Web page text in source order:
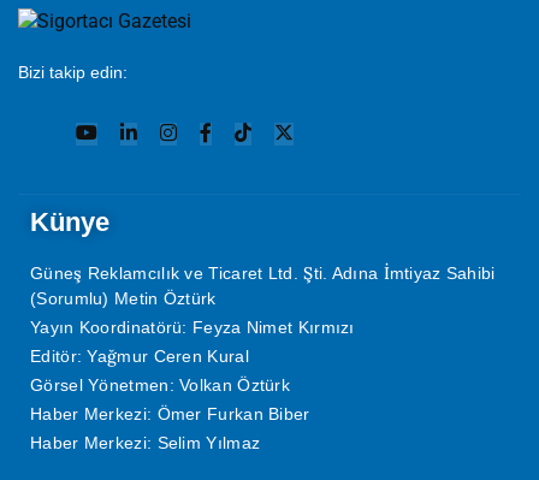
Bizi takip edin:
Künye
Güneş Reklamcılık ve Ticaret Ltd. Şti. Adına İmtiyaz Sahibi
(Sorumlu) Metin Öztürk
Yayın Koordinatörü: Feyza Nimet Kırmızı
Editör: Yağmur Ceren Kural
Görsel Yönetmen: Volkan Öztürk
Haber Merkezi: Ömer Furkan Biber
Haber Merkezi: Selim Yılmaz